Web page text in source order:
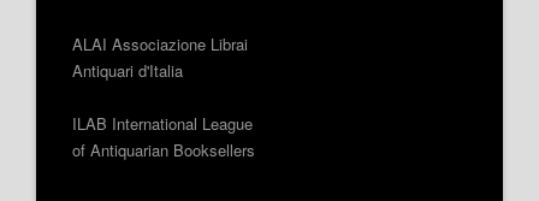
ALAI Associazione Librai
Antiquari d'Italia
ILAB International League
of Antiquarian Booksellers